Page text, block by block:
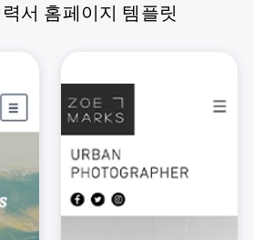
서 홈페이지 템플릿